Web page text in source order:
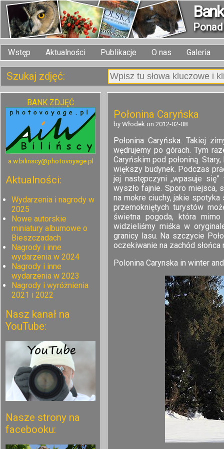
Wstęp Aktualności Publikacje O nas Galeria
Szukaj zdjęć:
BANK ZDJĘĆ
a.w.bilinscy@photovoyage.pl
Aktualności:
Wydarzenia i nagrody w
2025
Nowe autorskie
miniatury albumowe o
Bieszczadach
Nagrody i inne
wydarzenia w 2024
Nagrody i inne
wydarzenia w 2023
Nagrody i wyróżnienia
2021 i 2022
Nasz kanał na
YouTube:
Nasze strony na
facebooku:
Połonina Caryńska
by Włodek on 2012-02-08
Połonina Caryńska. Takiej
wędrujemy po górach. Tym
Caryńskim pod połoniną.
większy budynek. Podczas
jej następczyni „wpasuje
wyszło fajnie. Sporo miejsca,
na mokre ciuchy, jakie
przemokniętych turystów
świetna pogoda, która
widzieliśmy miśka w
granicy lasu. Na szczycie
oczekiwanie na zachód słońca
Polonina Carynska in winter